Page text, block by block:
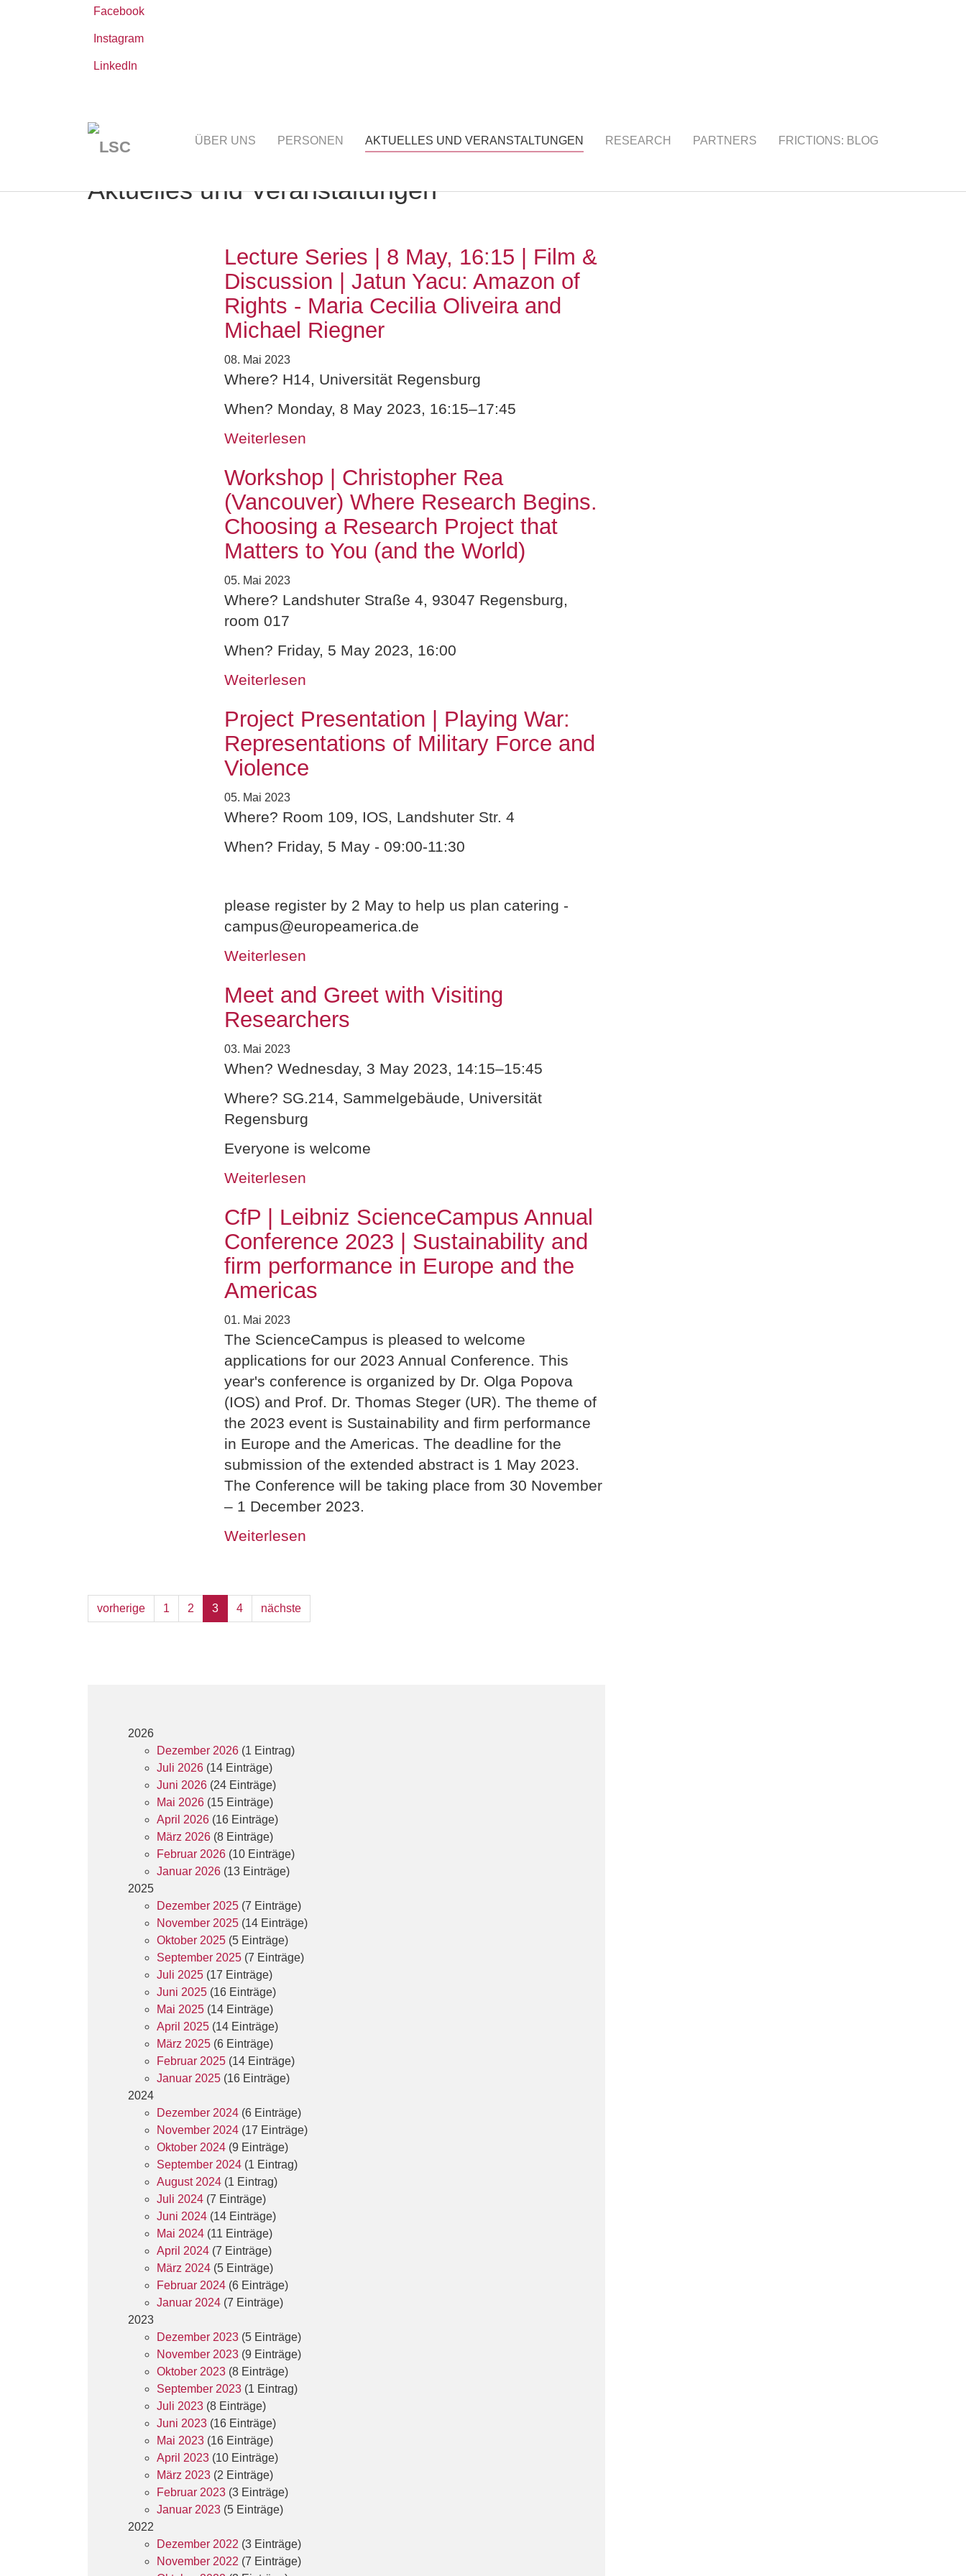
Facebook
Instagram
LinkedIn
ÜBER UNS PERSONEN AKTUELLES UND VERANSTALTUNGEN (current)RESEARCH PARTNERS FRICTIONS: BLOG
sind
hier:
Aktuelles und Veranstaltungen
Lecture Series | 8 May, 16:15 | Film &
Discussion | Jatun Yacu: Amazon of
Rights - Maria Cecilia Oliveira and
Michael Riegner
08. Mai 2023
Where? H14, Universität Regensburg
When? Monday, 8 May 2023, 16:15–17:45
Weiterlesen
Workshop | Christopher Rea
(Vancouver) Where Research Begins.
Choosing a Research Project that
Matters to You (and the World)
05. Mai 2023
Where? Landshuter Straße 4, 93047 Regensburg,
room 017
When? Friday, 5 May 2023, 16:00
Weiterlesen
Project Presentation | Playing War:
Representations of Military Force and
Violence
05. Mai 2023
Where? Room 109, IOS, Landshuter Str. 4
When? Friday, 5 May - 09:00-11:30
please register by 2 May to help us plan catering -
campus@europeamerica.de
Weiterlesen
Meet and Greet with Visiting
Researchers
03. Mai 2023
When? Wednesday, 3 May 2023, 14:15–15:45
Where? SG.214, Sammelgebäude, Universität
Regensburg
Everyone is welcome
Weiterlesen
CfP | Leibniz ScienceCampus Annual
Conference 2023 | Sustainability and
firm performance in Europe and the
Americas
01. Mai 2023
The ScienceCampus is pleased to welcome
applications for our 2023 Annual Conference. This
year's conference is organized by Dr. Olga Popova
(IOS) and Prof. Dr. Thomas Steger (UR). The theme of
the 2023 event is Sustainability and firm performance
in Europe and the Americas. The deadline for the
submission of the extended abstract is 1 May 2023.
The Conference will be taking place from 30 November
– 1 December 2023.
Weiterlesen
vorherige 1 2 3 4 nächste
2026
Dezember 2026 (1 Eintrag)
Juli 2026 (14 Einträge)
Juni 2026 (24 Einträge)
Mai 2026 (15 Einträge)
April 2026 (16 Einträge)
März 2026 (8 Einträge)
Februar 2026 (10 Einträge)
Januar 2026 (13 Einträge)
2025
Dezember 2025 (7 Einträge)
November 2025 (14 Einträge)
Oktober 2025 (5 Einträge)
September 2025 (7 Einträge)
Juli 2025 (17 Einträge)
Juni 2025 (16 Einträge)
Mai 2025 (14 Einträge)
April 2025 (14 Einträge)
März 2025 (6 Einträge)
Februar 2025 (14 Einträge)
Januar 2025 (16 Einträge)
2024
Dezember 2024 (6 Einträge)
November 2024 (17 Einträge)
Oktober 2024 (9 Einträge)
September 2024 (1 Eintrag)
August 2024 (1 Eintrag)
Juli 2024 (7 Einträge)
Juni 2024 (14 Einträge)
Mai 2024 (11 Einträge)
April 2024 (7 Einträge)
März 2024 (5 Einträge)
Februar 2024 (6 Einträge)
Januar 2024 (7 Einträge)
2023
Dezember 2023 (5 Einträge)
November 2023 (9 Einträge)
Oktober 2023 (8 Einträge)
September 2023 (1 Eintrag)
Juli 2023 (8 Einträge)
Juni 2023 (16 Einträge)
Mai 2023 (16 Einträge)
April 2023 (10 Einträge)
März 2023 (2 Einträge)
Februar 2023 (3 Einträge)
Januar 2023 (5 Einträge)
2022
Dezember 2022 (3 Einträge)
November 2022 (7 Einträge)